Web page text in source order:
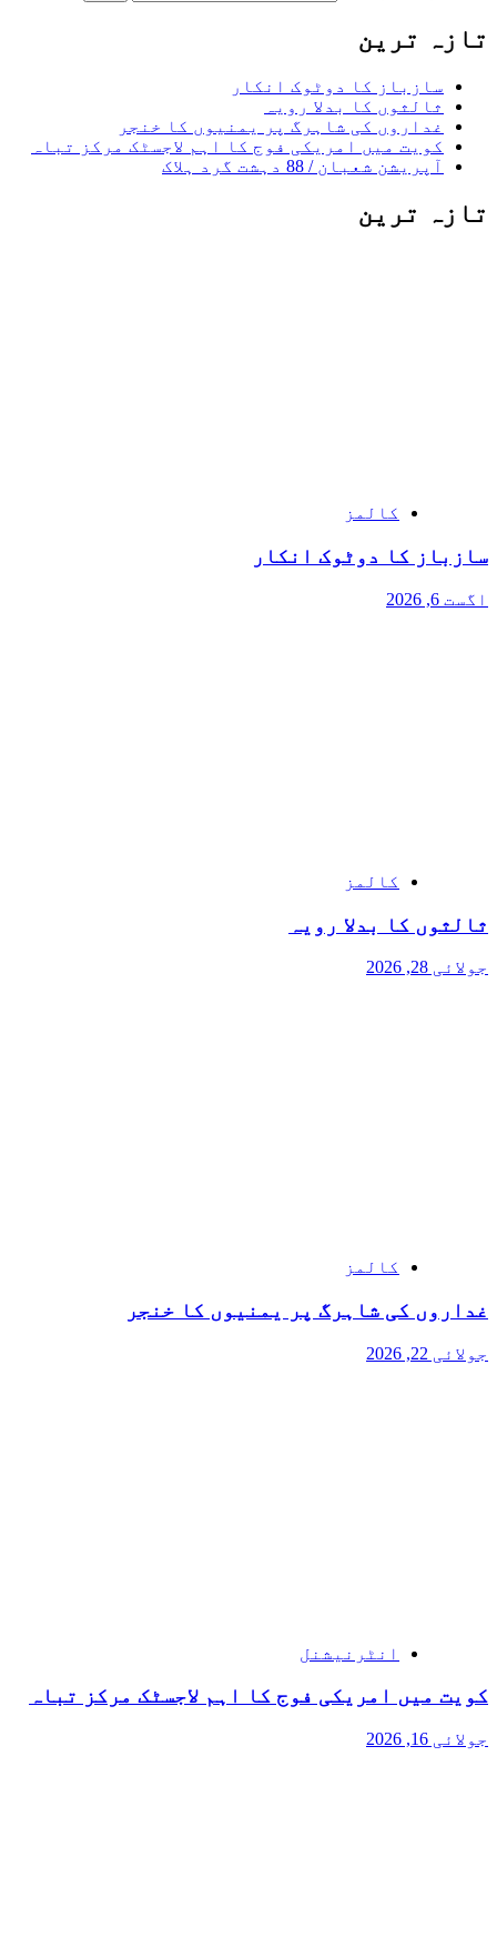
تازہ ترین
سازباز کا دوٹوک انکار
ثالثوں کا بدلا رویہ
غداروں کی شاہرگ پر یمنیوں کا خنجر
کویت میں امریکی فوج کا اہم لاجسٹک مرکز تباہ
آپریشن شعبان / 88 دہشت گرد ہلاک
تازہ ترین
کالمز
سازباز کا دوٹوک انکار
اگست 6, 2026
کالمز
ثالثوں کا بدلا رویہ
جولائی 28, 2026
کالمز
غداروں کی شاہرگ پر یمنیوں کا خنجر
جولائی 22, 2026
انٹرنیشنل
کویت میں امریکی فوج کا اہم لاجسٹک مرکز تباہ
جولائی 16, 2026